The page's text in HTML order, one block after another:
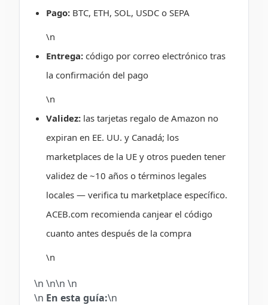
Pago: BTC, ETH, SOL, USDC o SEPA
\n
Entrega: código por correo electrónico tras
la confirmación del pago
\n
Validez: las tarjetas regalo de Amazon no
expiran en EE. UU. y Canadá; los
marketplaces de la UE y otros pueden tener
validez de ~10 años o términos legales
locales — verifica tu marketplace específico.
ACEB.com recomienda canjear el código
cuanto antes después de la compra
\n
\n \n\n \n
\n En esta guía:\n